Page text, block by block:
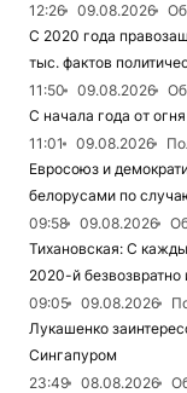
12:26
09.08.2026
С 2020 года
тыс. фактов
11:50
09.08.2026
С начала года от
11:01
09.08.2026
Евросоюз и
белорусами по
09:58
09.08.2026
Тихановская: С
2020-й
09:05
09.08.2026
Лукашенко
Сингапуром
23:49
08.08.2026